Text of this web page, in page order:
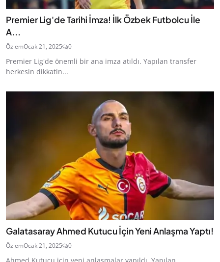
Premier Lig'de Tarihi İmza! İlk Özbek Futbolcu İle
A...
ÖzlemOcak 21, 2025 0
Premier Lig'de önemli bir ana imza atıldı. Yapılan transfer
herkesin dikkatin...
Galatasaray Ahmed Kutucu İçin Yeni Anlaşma Yaptı!
ÖzlemOcak 21, 2025 0